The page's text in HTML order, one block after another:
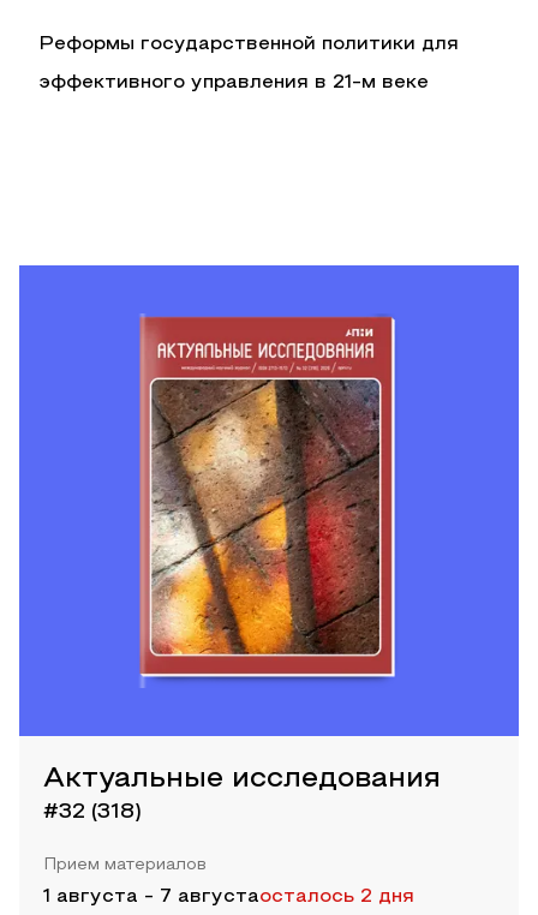
Реформы государственной политики для
эффективного управления в 21-м веке
Актуальные исследования
#32 (318)
Прием материалов
1 августа - 7 августаосталось 2 дня